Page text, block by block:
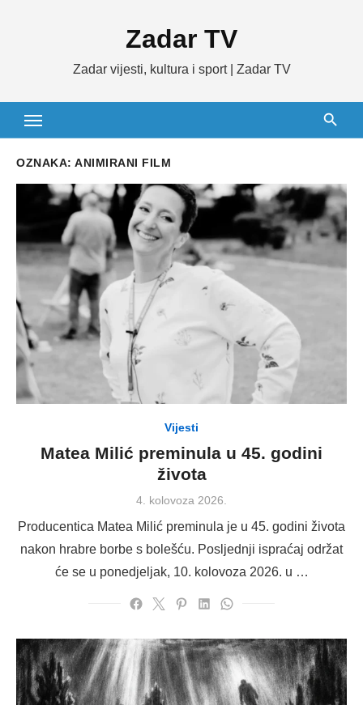
Zadar TV
Zadar vijesti, kultura i sport | Zadar TV
OZNAKA: ANIMIRANI FILM
Vijesti
Matea Milić preminula u 45. godini
života
Posted
4. kolovoza 2026.
Producentica Matea Milić preminula je u 45. godini života
nakon hrabre borbe s bolešću. Posljednji ispraćaj održat
će se u ponedjeljak, 10. kolovoza 2026. u …